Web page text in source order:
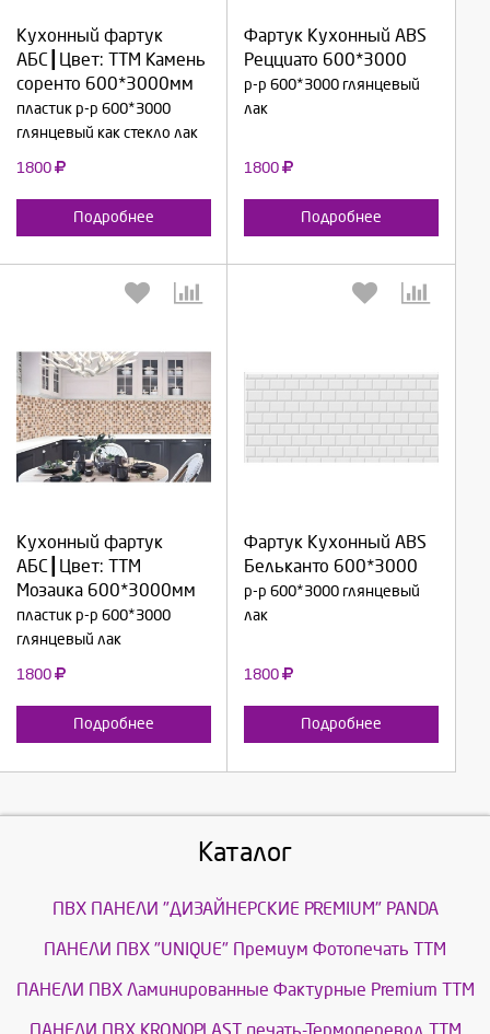
Кухонный фартук
АБС┃Цвет: ТТМ Камень
соренто 600*3000мм
пластик р-р 600*3000
глянцевый как стекло лак
1800
Подробнее
Продолжить
Отмена
Фартук Кухонный ABS
Рецциато 600*3000
р-р 600*3000 глянцевый
лак
1800
Подробнее
Продолжить
Кухонный фартук
АБС┃Цвет: ТТМ
Мозаика 600*3000мм
пластик р-р 600*3000
глянцевый лак
1800
Подробнее
Выберите количество:
Продолжить
Отмена
Фартук Кухонный ABS
Бельканто 600*3000
р-р 600*3000 глянцевый
лак
1800
Подробнее
Выберите количество:
Продолжить
Каталог
ПВХ ПАНЕЛИ "ДИЗАЙНЕРСКИЕ PREMIUM" PANDA
ПАНЕЛИ ПВХ "UNIQUE" Премиум Фотопечать ТТМ
ПАНЕЛИ ПВХ Ламинированные Фактурные Premium ТТМ